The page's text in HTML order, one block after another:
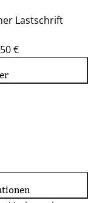
Lastschrift
€